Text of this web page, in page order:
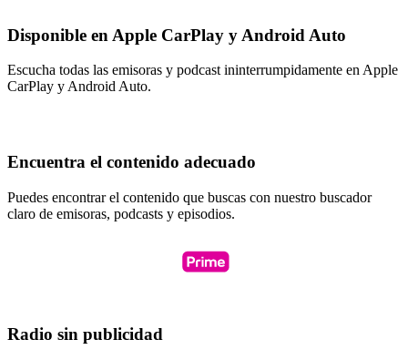
Disponible en Apple CarPlay y Android Auto
Escucha todas las emisoras y podcast ininterrumpidamente en Apple
CarPlay y Android Auto.
Encuentra el contenido adecuado
Puedes encontrar el contenido que buscas con nuestro buscador
claro de emisoras, podcasts y episodios.
Radio sin publicidad